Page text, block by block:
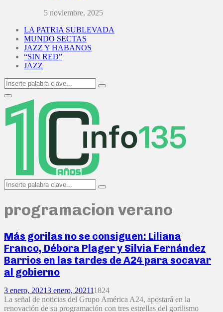
5 noviembre, 2025
LA PATRIA SUBLEVADA
MUNDO SECTAS
JAZZ Y HABANOS
“SIN RED”
JAZZ
Search
for:
Search
Primary
Menu
Search
for:
Search
programacion verano
Más gorilas no se consiguen: Liliana
Franco, Débora Plager y Silvia Fernández
Barrios en las tardes de A24 para socavar
al gobierno
3 enero, 20213 enero, 202111824
La señal de noticias del Grupo América A24, apostará en la
renovación de su programación con tres estrellas del gorilismo